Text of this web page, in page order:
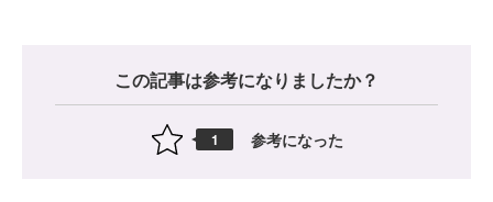
この記事は参考になりましたか？
1 参考になった